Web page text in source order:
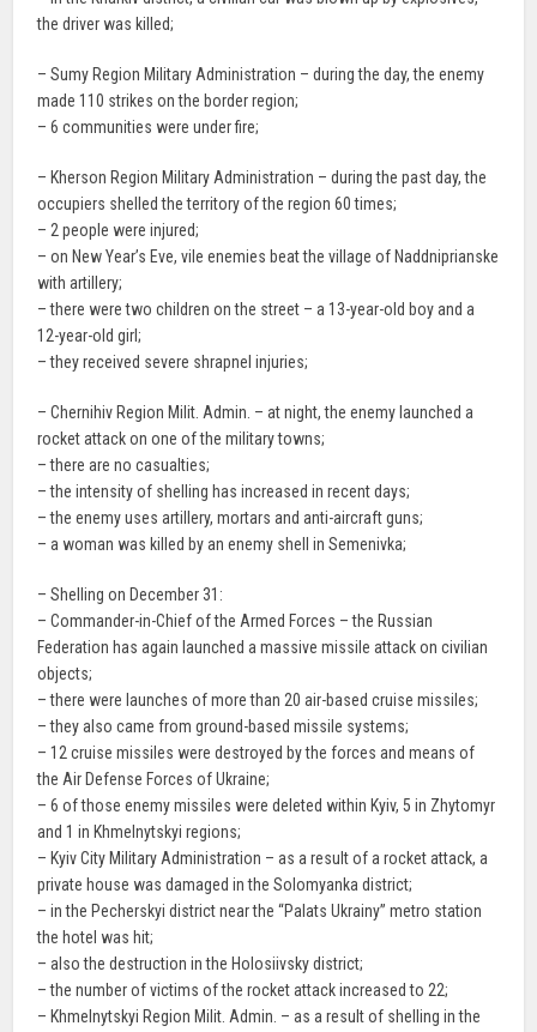
the driver was killed;
– Sumy Region Military Administration – during the day, the enemy
made 110 strikes on the border region;
– 6 communities were under fire;
– Kherson Region Military Administration – during the past day, the
occupiers shelled the territory of the region 60 times;
– 2 people were injured;
– on New Year’s Eve, vile enemies beat the village of Naddniprianske
with artillery;
– there were two children on the street – a 13-year-old boy and a
12-year-old girl;
– they received severe shrapnel injuries;
– Chernihiv Region Milit. Admin. – at night, the enemy launched a
rocket attack on one of the military towns;
– there are no casualties;
– the intensity of shelling has increased in recent days;
– the enemy uses artillery, mortars and anti-aircraft guns;
– a woman was killed by an enemy shell in Semenivka;
– Shelling on December 31:
– Commander-in-Chief of the Armed Forces – the Russian
Federation has again launched a massive missile attack on civilian
objects;
– there were launches of more than 20 air-based cruise missiles;
– they also came from ground-based missile systems;
– 12 cruise missiles were destroyed by the forces and means of
the Air Defense Forces of Ukraine;
– 6 of those enemy missiles were deleted within Kyiv, 5 in Zhytomyr
and 1 in Khmelnytskyi regions;
– Kyiv City Military Administration – as a result of a rocket attack, a
private house was damaged in the Solomyanka district;
– in the Pecherskyi district near the “Palats Ukrainy” metro station
the hotel was hit;
– also the destruction in the Holosiivsky district;
– the number of victims of the rocket attack increased to 22;
– Khmelnytskyi Region Milit. Admin. – as a result of shelling in the